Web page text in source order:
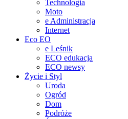
Technologia
Moto
e Administracja
Internet
Eco EO
e Leśnik
ECO edukacja
ECO newsy
Życie i Styl
Uroda
Ogród
Dom
Podróże